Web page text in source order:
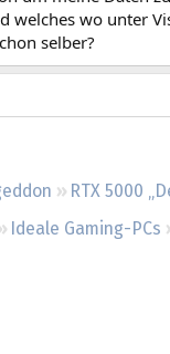
RTX 5000
Ideale Gaming-PCs
welches wo unter
selber?